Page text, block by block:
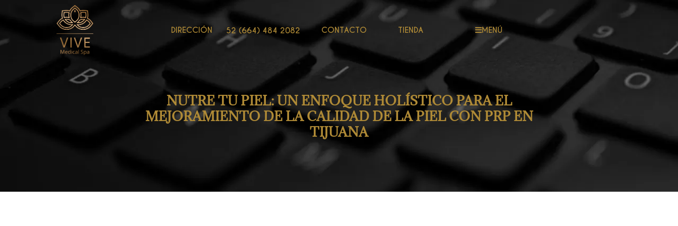
DIRECCIÓN 52 (664) 484 2082 CONTACTO TIENDA MENÚ
NUTRE TU PIEL: UN ENFOQUE HOLÍSTICO PARA EL
MEJORAMIENTO DE LA CALIDAD DE LA PIEL CON PRP EN
TIJUANA